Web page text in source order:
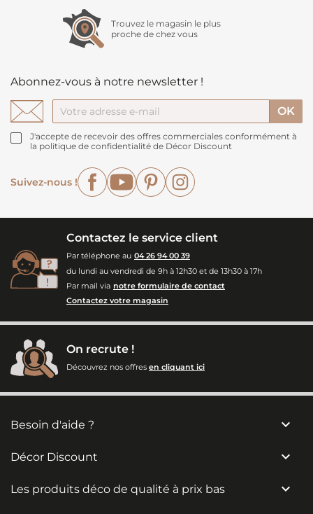
Trouvez le magasin le plus
proche de chez vous
Abonnez-vous à notre newsletter !
J'accepte de recevoir des offres commerciales conformément à
la politique de confidentialité de Décor Discount
Suivez-nous !
FacebookYouTubePinterest
Contactez le service client
Par téléphone au 04 26 94 00 39
du lundi au vendredi de 9h à 12h30 et de 13h30 à 17h
Par mail via notre formulaire de contact
Contactez votre magasin
On recrute !
Découvrez nos offres en cliquant ici
Besoin d'aide ? 
Décor Discount 
Les produits déco de qualité à prix bas 